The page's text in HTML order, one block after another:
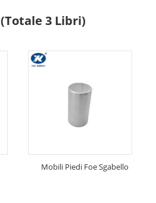
(Totale 3 Libri)
Mobili Piedi Foe Sgabello